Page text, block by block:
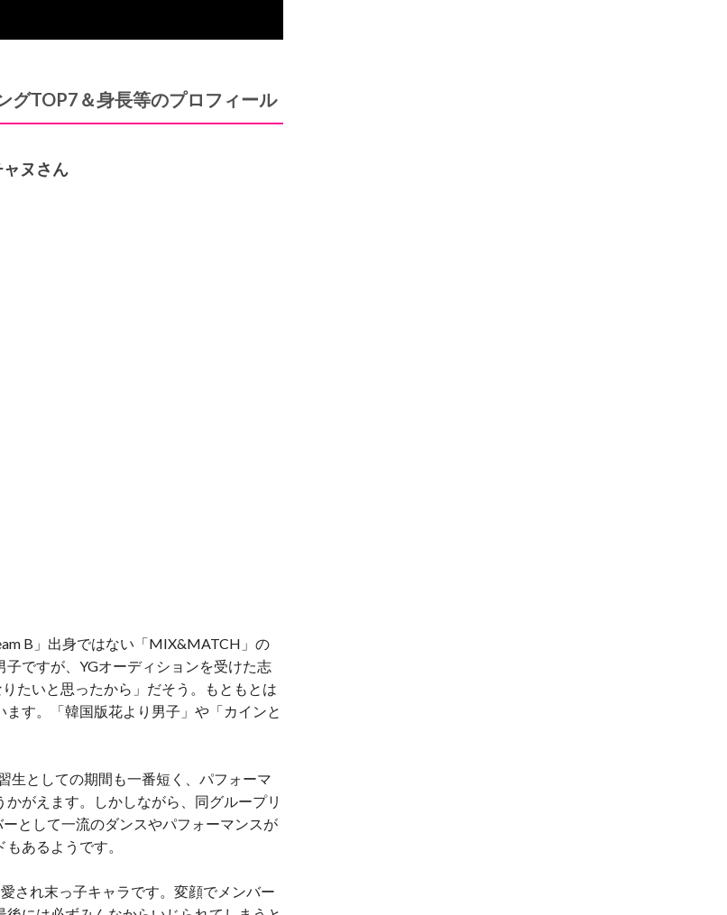
グTOP7＆身長等のプロフィール
ヌさん
B」出身ではない「MIX&MATCH」の
ですが、YGオーディションを受けた志
たいと思ったから」だそう。もともとは
す。「韓国版花より男子」や「カインと
生としての期間も一番短く、パフォーマ
がえます。しかしながら、同グループリ
として一流のダンスやパフォーマンスが
あるようです。
され末っ子キャラです。変顔でメンバー